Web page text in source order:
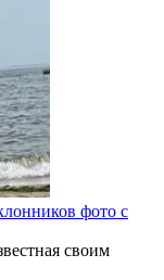
фото с
своим